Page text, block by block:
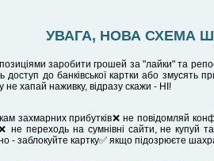
УВАГА, НОВА СХЕМА
заробити грошей за "лайки" та
доступ до банківської картки або змусять
хапай наживку, відразу скажи - НІ!
захмарних прибутків❌ не повідомляй
не переходь на сумнівні сайти, не купуй
- заблокуйте картку✅ якщо підозрюєте